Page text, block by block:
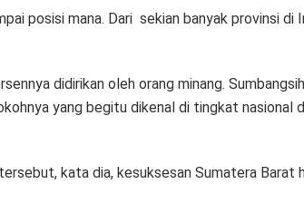
posisi mana. Dari sekian banyak provinsi
didirikan oleh orang minang.
yang begitu dikenal di tingkat nasional
kata dia, kesuksesan Sumatera Barat